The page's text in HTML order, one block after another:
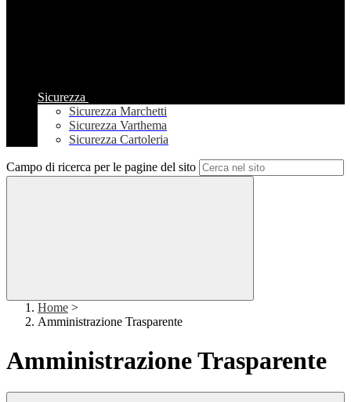
Sicurezza
Sicurezza Marchetti
Sicurezza Varthema
Sicurezza Cartoleria
Campo di ricerca per le pagine del sito
Home >
Amministrazione Trasparente
Amministrazione Trasparente